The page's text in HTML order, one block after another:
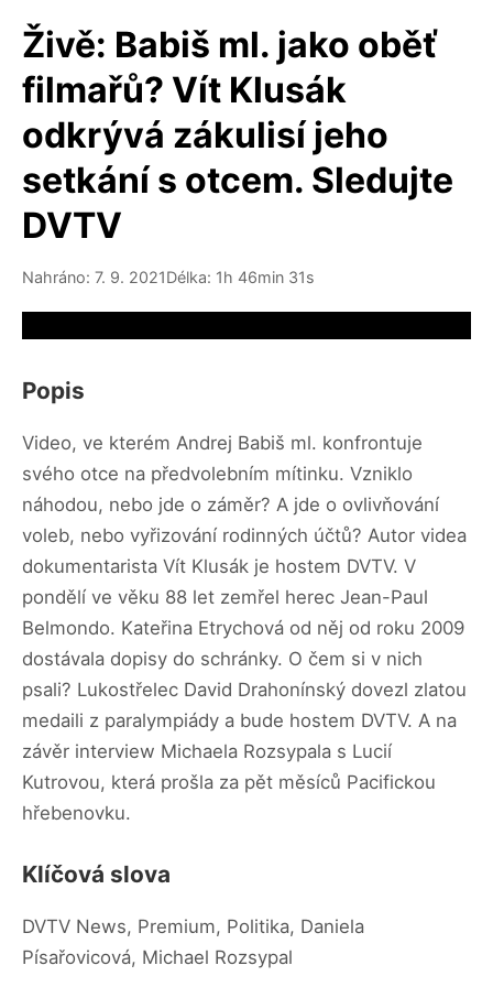
Živě: Babiš ml. jako oběť
filmařů? Vít Klusák
odkrývá zákulisí jeho
setkání s otcem. Sledujte
DVTV
Nahráno: 7. 9. 2021Délka: 1h 46min 31s
Popis
Video, ve kterém Andrej Babiš ml. konfrontuje
svého otce na předvolebním mítinku. Vzniklo
náhodou, nebo jde o záměr? A jde o ovlivňování
voleb, nebo vyřizování rodinných účtů? Autor videa
dokumentarista Vít Klusák je hostem DVTV. V
pondělí ve věku 88 let zemřel herec Jean-Paul
Belmondo. Kateřina Etrychová od něj od roku 2009
dostávala dopisy do schránky. O čem si v nich
psali? Lukostřelec David Drahonínský dovezl zlatou
medaili z paralympiády a bude hostem DVTV. A na
závěr interview Michaela Rozsypala s Lucií
Kutrovou, která prošla za pět měsíců Pacifickou
hřebenovku.
Klíčová slova
DVTV News, Premium, Politika, Daniela
Písařovicová, Michael Rozsypal